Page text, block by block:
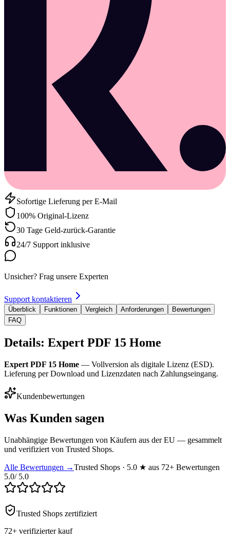
Sofortige Lieferung per E-Mail
100% Original-Lizenz
30 Tage Geld-zurück-Garantie
24/7 Support inklusive
Unsicher? Frag unsere Experten
Support kontaktieren
Überblick Funktionen Vergleich Anforderungen
Bewertungen
FAQ
Details: Expert PDF 15 Home
Expert PDF 15 Home — Vollversion als digitale Lizenz (ESD).
Lieferung per Download und Lizenzdaten nach Zahlungseingang.
Kundenbewertungen
Was Kunden sagen
Unabhängige Bewertungen von Käufern aus der EU — gesammelt
und verifiziert von Trusted Shops.
Alle Bewertungen →Trusted Shops · 5.0 ★ aus 72+ Bewertungen
5.0/ 5.0
Trusted Shops zertifiziert
72+ verifizierter kauf